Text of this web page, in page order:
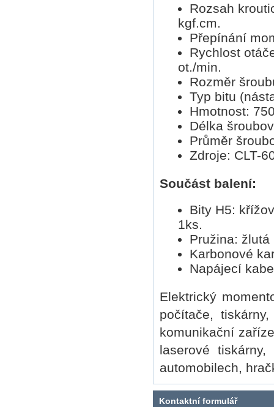
Rozsah
kgf.cm.
Přepínání
Rychlost
ot./min.
Rozměr
Typ bitu
Hmotnost:
Délka
Průměr
Zdroje: CLT-
Součást balení:
Bity H5:
1ks.
Pružina:
Karbonové
Napájecí
Elektrický
počítače,
komunikační
laserové
automobilech,
Kontaktní formulář